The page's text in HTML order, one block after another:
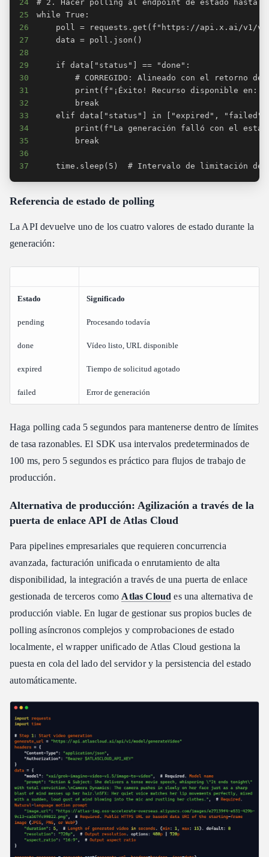
24
25
26
27
28
29
30
31
32
33
34
35
36
37
time.sleep(5)  # Intervalo de limitación de
Referencia de estado de polling
La API devuelve uno de los cuatro valores de estado durante la
generación:
Estado Significado
pending Procesando todavía
done Vídeo listo, URL disponible
expired Tiempo de solicitud agotado
failed Error de generación
Haga polling cada 5 segundos para mantenerse dentro de límites
de tasa razonables. El SDK usa intervalos predeterminados de
100 ms, pero 5 segundos es práctico para flujos de trabajo de
producción.
Alternativa de producción: Agilización a través de la
puerta de enlace API de Atlas Cloud
Para pipelines empresariales que requieren concurrencia
avanzada, facturación unificada o enrutamiento de alta
disponibilidad, la integración a través de una puerta de enlace
gestionada de terceros como Atlas Cloud es una alternativa de
producción viable. En lugar de gestionar sus propios bucles de
polling asíncronos complejos y comprobaciones de estado
localmente, el wrapper unificado de Atlas Cloud gestiona la
puesta en cola del lado del servidor y la persistencia del estado
automáticamente.